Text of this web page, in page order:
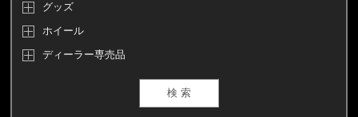
グッズ
ホイール
ディーラー専売品